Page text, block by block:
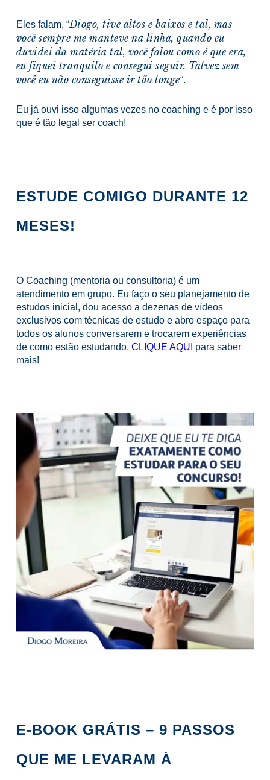
Eles falam, “Diogo, tive altos e baixos e tal, mas
você sempre me manteve na linha, quando eu
duvidei da matéria tal, você falou como é que era,
eu fiquei tranquilo e consegui seguir. Talvez sem
você eu não conseguisse ir tão longe“.
Eu já ouvi isso algumas vezes no coaching e é por isso
que é tão legal ser coach!
ESTUDE COMIGO DURANTE 12
MESES!
O Coaching (mentoria ou consultoria) é um
atendimento em grupo. Eu faço o seu planejamento de
estudos inicial, dou acesso a dezenas de vídeos
exclusivos com técnicas de estudo e abro espaço para
todos os alunos conversarem e trocarem experiências
de como estão estudando. CLIQUE AQUI para saber
mais!
E-BOOK GRÁTIS – 9 PASSOS
QUE ME LEVARAM À